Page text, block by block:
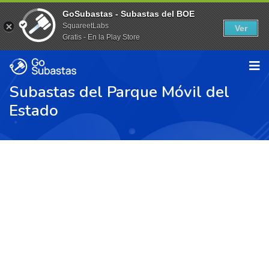
Subastas del Parque Móvil del
Estado
GoSubastas - Subastas del BOE
SquareetLabs
Gratis - En la Play Store
Ver